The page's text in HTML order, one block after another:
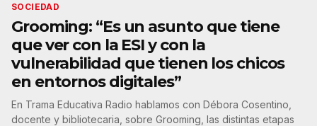
SOCIEDAD
Grooming: “Es un asunto que tiene
que ver con la ESI y con la
vulnerabilidad que tienen los chicos
en entornos digitales”
En Trama Educativa Radio hablamos con Débora Cosentino,
docente y bibliotecaria, sobre Grooming, las distintas etapas